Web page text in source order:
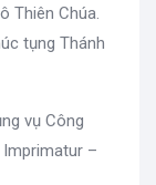
Thiên Chúa.
tụng Thánh
vụ Công
Imprimatur –